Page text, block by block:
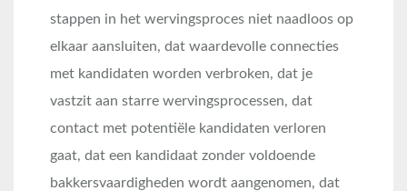
stappen in het wervingsproces niet naadloos op
elkaar aansluiten, dat waardevolle connecties
met kandidaten worden verbroken, dat je
vastzit aan starre wervingsprocessen, dat
contact met potentiële kandidaten verloren
gaat, dat een kandidaat zonder voldoende
bakkersvaardigheden wordt aangenomen, dat